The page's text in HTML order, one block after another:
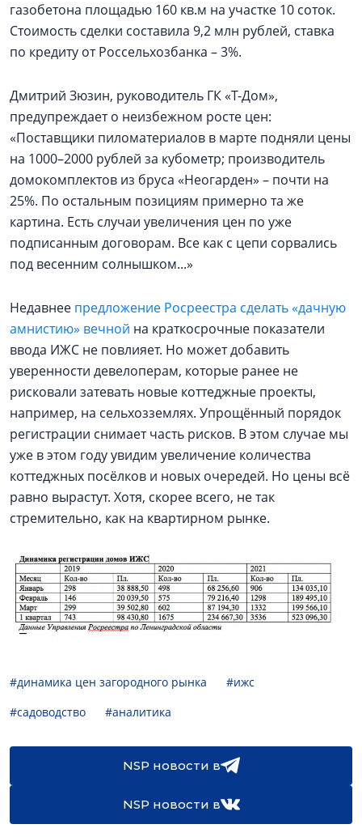
газобетона площадью 160 кв.м на участке 10 соток.
Стоимость сделки составила 9,2 млн рублей, ставка
по кредиту от Россельхозбанка – 3%.
Дмитрий Зюзин, руководитель ГК «Т-Дом»,
предупреждает о неизбежном росте цен:
«Поставщики пиломатериалов в марте подняли цены
на 1000–2000 рублей за кубометр; производитель
домокомплектов из бруса «Неогарден» – почти на
25%. По остальным позициям примерно та же
картина. Есть случаи увеличения цен по уже
подписанным договорам. Все как с цепи сорвались
под весенним солнышком...»
Недавнее предложение Росреестра сделать «дачную
амнистию» вечной на краткосрочные показатели
ввода ИЖС не повлияет. Но может добавить
уверенности девелоперам, которые ранее не
рисковали затевать новые коттеджные проекты,
например, на сельхозземлях. Упрощённый порядок
регистрации снимает часть рисков. В этом случае мы
уже в этом году увидим увеличение количества
коттеджных посёлков и новых очередей. Но цены всё
равно вырастут. Хотя, скорее всего, не так
стремительно, как на квартирном рынке.
#динамика цен загородного рынка
#ижс
#садоводство
#аналитика
NSP новости в
NSP новости в